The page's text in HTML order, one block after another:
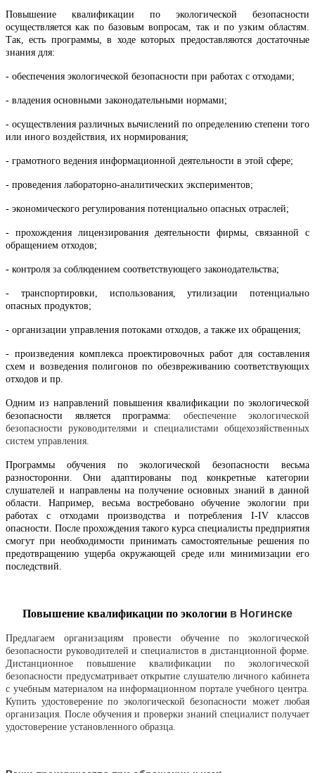
Повышение квалификации по экологической безопасности
осуществляется как по базовым вопросам, так и по узким областям.
Так, есть программы, в ходе которых предоставляются достаточные
знания для:
- обеспечения экологической безопасности при работах с отходами;
- владения основными законодательными нормами;
- осуществления различных вычислений по определению степени того
или иного воздействия, их нормирования;
- грамотного ведения информационной деятельности в этой сфере;
- проведения лабораторно-аналитических экспериментов;
- экономического регулирования потенциально опасных отраслей;
- прохождения лицензирования деятельности фирмы, связанной с
обращением отходов;
- контроля за соблюдением соответствующего законодательства;
- транспортировки, использования, утилизации потенциально
опасных продуктов;
- организации управления потоками отходов, а также их обращения;
- произведения комплекса проектировочных работ для составления
схем и возведения полигонов по обезвреживанию соответствующих
отходов и пр.
Одним из направлений повышения квалификации по экологической
безопасности является программа: обеспечение экологической
безопасности руководителями и специалистами общехозяйственных
систем управления.
Программы обучения по экологической безопасности весьма
разносторонни. Они адаптированы под конкретные категории
слушателей и направлены на получение основных знаний в данной
области. Например, весьма востребовано обучение экологии при
работах с отходами производства и потребления I-IV классов
опасности . После прохождения такого курса специалисты предприятия
смогут при необходимости принимать самостоятельные решения по
предотвращению ущерба окружающей среде или минимизации его
последствий.
Повышение квалификации по экологии в Ногинске
Предлагаем организациям провести обучение по экологической
безопасности руководителей и специалистов в дистанционной форме.
Дистанционное повышение квалификации по экологической
безопасности предусматривает открытие слушателю личного кабинета
с учебным материалом на информационном портале учебного центра.
Купить удостоверение по экологической безопасности может любая
организация. После обучения и проверки знаний специалист получает
удостоверение установленного образца.